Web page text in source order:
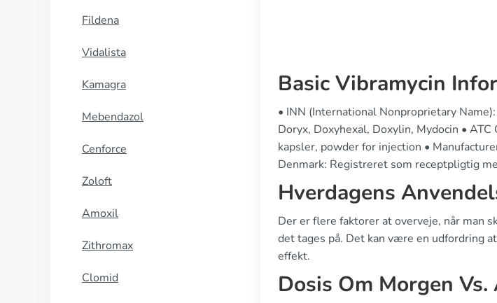
Fildena
Vidalista
Kamagra
Mebendazol
Cenforce
Zoloft
Amoxil
Zithromax
Clomid
Basic Vibramycin
• INN (International Nonproprietary
Doryx, Doxyhexal, Doxylin, Mydocin •
kapsler, powder for injection •
Denmark: Registreret som receptpligtig
Hverdagens
Der er flere faktorer at overveje, når man
det tages på. Det kan være en udfordring
effekt.
Dosis Om Morgen Vs.